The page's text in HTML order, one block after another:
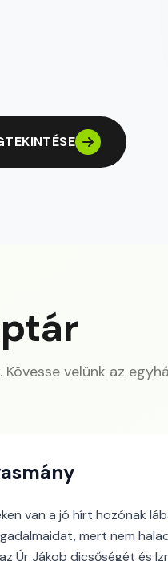
velünk az
van a jó hírt hozónak
mert nem
Úr Jákob dicsőségét és